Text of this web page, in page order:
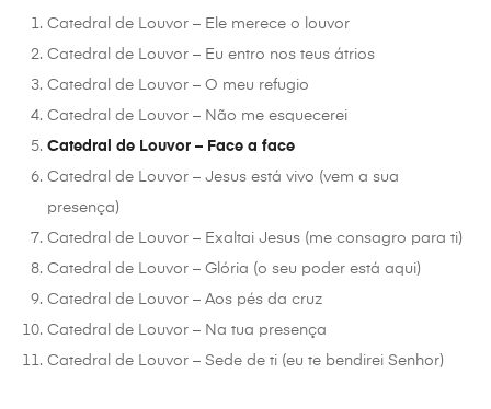
Catedral de Louvor – Ele merece o louvor
Catedral de Louvor – Eu entro nos teus átrios
Catedral de Louvor – O meu refugio
Catedral de Louvor – Não me esquecerei
Catedral de Louvor – Face a face
Catedral de Louvor – Jesus está vivo (vem a sua
presença)
Catedral de Louvor – Exaltai Jesus (me consagro para ti)
Catedral de Louvor – Glória (o seu poder está aqui)
Catedral de Louvor – Aos pés da cruz
Catedral de Louvor – Na tua presença
Catedral de Louvor – Sede de ti (eu te bendirei Senhor)